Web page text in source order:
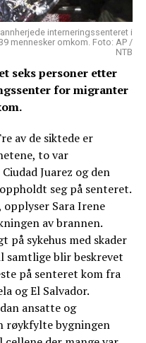
interneringssenteret i
mennesker omkom. Foto: AP /
NTB
seks personer etter
for migranter
av de siktede er
to var
Juarez og den
seg på senteret.
opplyser Sara Irene
av brannen.
sykehus med skader
blir beskrevet
på senteret kom fra
og El Salvador.
ansatte og
røykfylte bygningen